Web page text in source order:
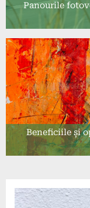
Panourile
Beneficiile și